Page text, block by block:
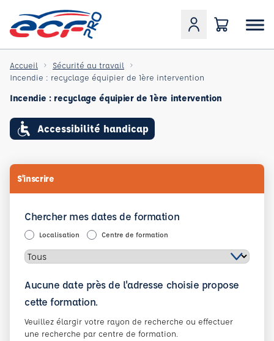
Accueil
Sécurité au travail
Incendie : recyclage équipier de 1ère intervention
Incendie : recyclage équipier de 1ère intervention
Accessibilité handicap
S'inscrire
Chercher mes dates de formation
Localisation Centre de formation
Aucune date près de l'adresse choisie propose
cette formation.
Veuillez élargir votre rayon de recherche ou effectuer
une recherche par centre de formation.